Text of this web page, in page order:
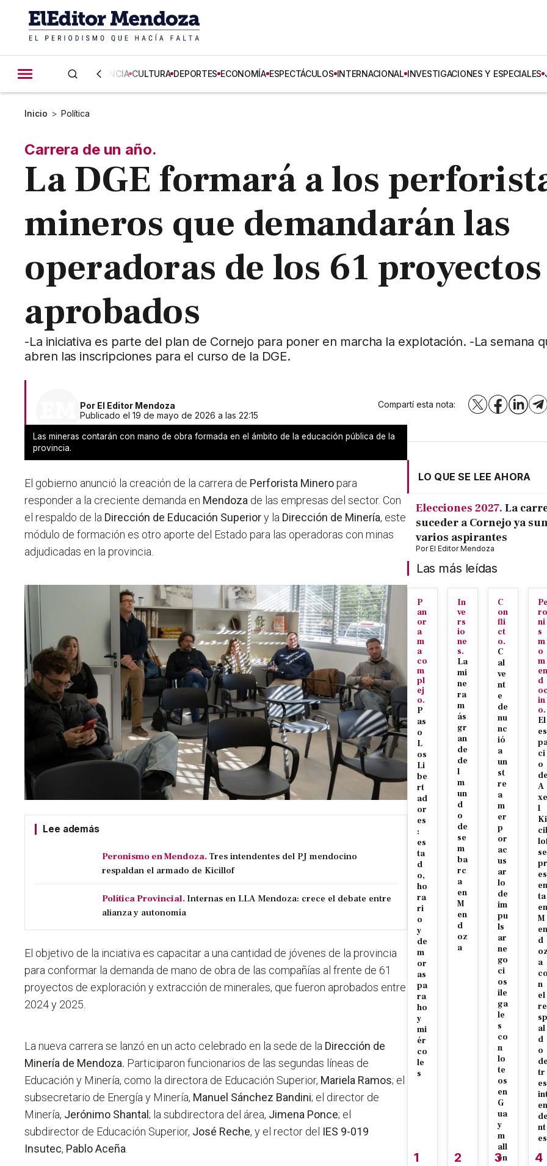
CIENCIA CULTURA DEPORTES ECONOMÍA ESPECTÁCULOS INTERNACIONAL INVESTIGACIONES Y ESPECIALES
Inicio > Política
Carrera de un año.
La DGE formará a los
mineros que demandarán las
operadoras de los 61 proyectos
aprobados
-La iniciativa es parte del plan de Cornejo para poner en marcha la explotación. -La semana
abren las inscripciones para el curso de la DGE.
Por El Editor Mendoza
Publicado el 19 de mayo de 2026 a las 22:15
Compartí esta nota: X Facebook
Las mineras contarán con mano de obra formada en el ámbito de la educación pública de la
provincia.
El gobierno anunció la creación de la carrera de Perforista Mineropara
responder a la creciente demanda en Mendoza de las empresas del sector. Con
el respaldo de la Dirección de Educación Superiory la Dirección de Minería, este
módulo de formación es otro aporte del Estado para las operadoras con minas
adjudicadas en la provincia.
Lee además
Peronismo en Mendoza. Tres intendentes del PJ mendocino
respaldan el armado de Kicillof
Política Provincial. Internas en LLA Mendoza: crece el debate entre
alianza y autonomía
El objetivo de la inciativa es capacitar a una cantidad de jóvenes de la provincia
para conformar la demanda de mano de obra de las compañías al frente de 61
proyectos de exploración y extracción de minerales, que fueron aprobados entre
2024 y 2025.
La nueva carrera se lanzó en un acto celebrado en la sede de la Dirección de
Minería de Mendoza. Participaron funcionarios de las segundas líneas de
Educación y Minería, como la directora de Educación Superior, Mariela Ramos; el
subsecretario de Energía y Minería, Manuel Sánchez Bandini; el director de
Minería, Jerónimo Shantal; la subdirectora del área, Jimena Ponce; el
subdirector de Educación Superior, José Reche, y el rector del IES 9-019
Insutec, Pablo Aceña.
LO QUE SE LEE AHORA
Elecciones 2027. La
suceder a Cornejo ya
varios aspirantes
PorEl Editor Mendoza
Las más leídas
P
an
or
a
m
a
co
m
pl
ej
o.
P
as
o
L
os
Li
be
rt
ad
or
es
:
es
ta
d
o,
ho
ra
ri
o
y
de
m
or
as
pa
ra
ho
y
mi
ér
co
le
s
1
In
ve
rs
io
ne
s.
La
mi
ne
ra
m
ás
gr
an
de
de
l
m
un
d
o
de
se
m
ba
rc
a
en
M
en
d
oz
a
2
C
on
fli
ct
o.
C
al
ve
nt
e
de
nu
nc
ió
a
un
st
re
a
m
er
p
or
ac
us
ar
lo
de
im
pu
ls
ar
ne
go
ci
os
ile
ga
le
s
co
n
lo
te
os
en
G
ua
y
m
all
én
3
Pe
ro
ni
s
m
o
m
en
d
oc
in
o.
El
es
ci
o
de
A
xe
l
Ki
cil
se
pr
es
en
ta
en
M
en
d
oz
a
co
n
el
re
sp
al
d
o
de
tr
es
en
de
nt
es
4